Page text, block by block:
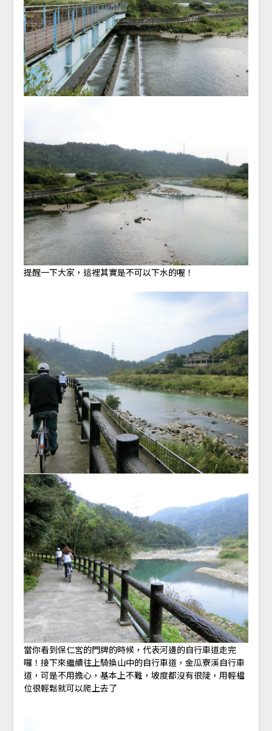
提醒一下大家，這裡其實是不可以下水的喔！
當你看到保仁宮的門牌的時候，代表河邊的自行車道走完
囉！接下來繼續往上騎換山中的自行車道，金瓜寮溪自行車
道，可是不用擔心，基本上不難，坡度都沒有很陡，用輕檔
位很輕鬆就可以爬上去了